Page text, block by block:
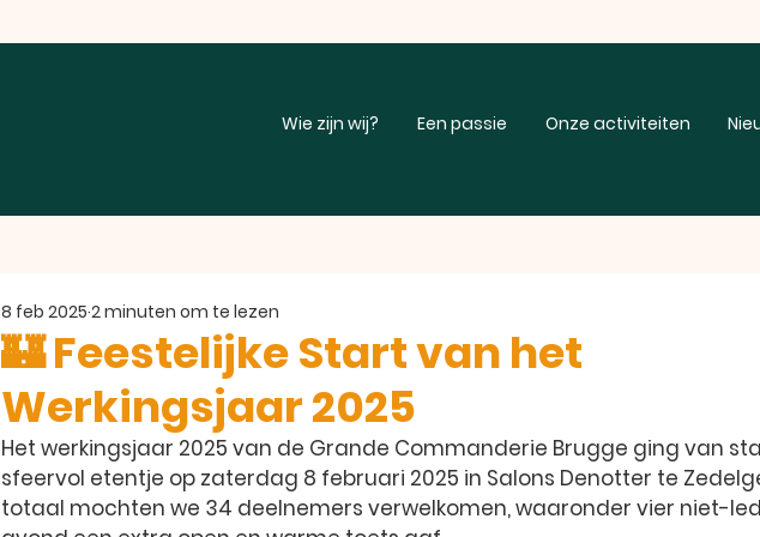
Wie zijn wij? Een passie Onze activiteiten
🏰 Feestelijke Start van het
Werkingsjaar 2025
8 feb 2025 2 minuten om te lezen
Het werkingsjaar 2025 van de Grande Commanderie Brugge ging van
sfeervol etentje op zaterdag 8 februari 2025 in Salons Denotter te
totaal mochten we 34 deelnemers verwelkomen, waaronder vier niet-